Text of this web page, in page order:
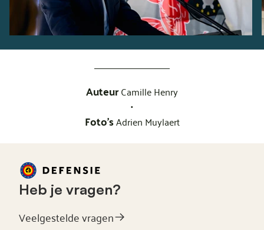
AuteurCamille Henry
•
Foto'sAdrien Muylaert
Heb je vragen?
Veelgestelde vragen